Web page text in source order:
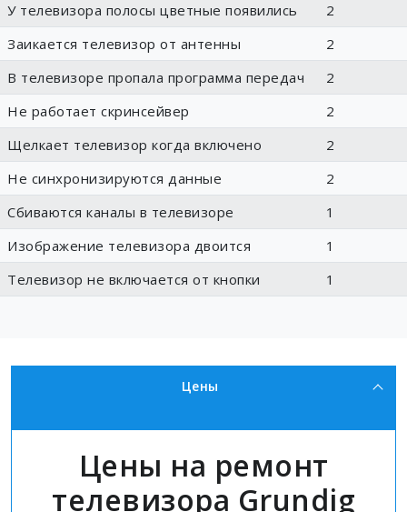
У телевизора полосы цветные появились
2
Заикается телевизор от антенны
2
В телевизоре пропала программа передач
2
Не работает скринсейвер
2
Щелкает телевизор когда включено
2
Не синхронизируются данные
2
Сбиваются каналы в телевизоре
1
Изображение телевизора двоится
1
Телевизор не включается от кнопки
1
Цены
Цены на ремонт
телевизора Grundig